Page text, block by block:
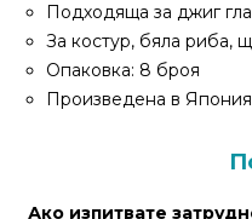
Политика
за
използване
на
Подходяща за джиг
За костур, бяла риба,
Опаковка: 8 броя
Произведена в Япония
Ако изпитвате